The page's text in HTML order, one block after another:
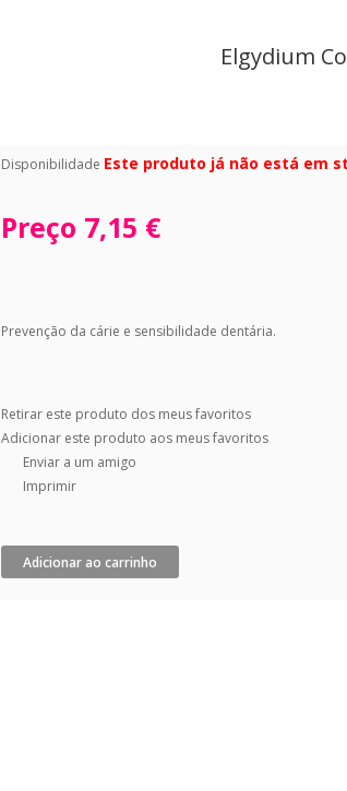
Elgydium
Disponibilidade Este produto já não está em
Preço 7,15 €
Prevenção da cárie e sensibilidade dentária.
Retirar este produto dos meus favoritos
Adicionar este produto aos meus favoritos
Enviar a um amigo
Imprimir
Adicionar ao carrinho